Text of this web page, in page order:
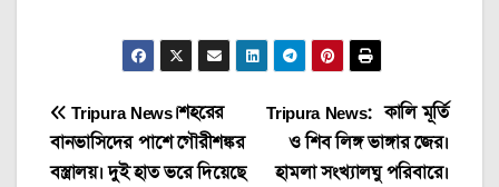
Post
navigation
Tripura News: কালি মূর্তি
ও শিব লিঙ্গ ভাঙ্গার জের।
হামলা সংখ্যালঘু পরিবারে।
Tripura News।শহরের
বানভাসিদের পাশে গৌরীশঙ্কর
বস্ত্রালয়। দুই হাত ভরে দিয়েছে